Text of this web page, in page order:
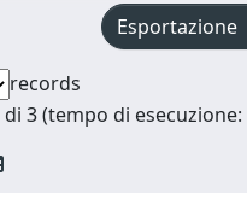
Esportazione
records
3 (tempo di esecuzione: